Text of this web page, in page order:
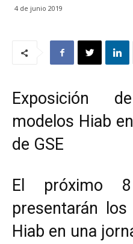
4 de junio 2019
Exposición
modelos Hiab
de GSE
El próximo
presentarán
Hiab en una